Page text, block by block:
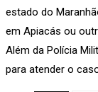
estado do
em Apiacás ou
Além da Polícia
para atender o